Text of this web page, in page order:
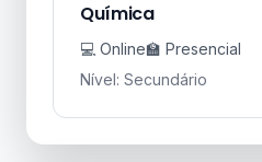
Química
💻 Online🏫 Presencial
Nível: Secundário